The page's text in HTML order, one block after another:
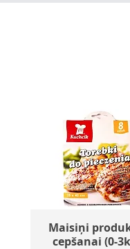
Maisiņi
cepšanai (0-